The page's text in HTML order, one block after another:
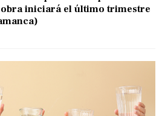
iniciará el último trimestre